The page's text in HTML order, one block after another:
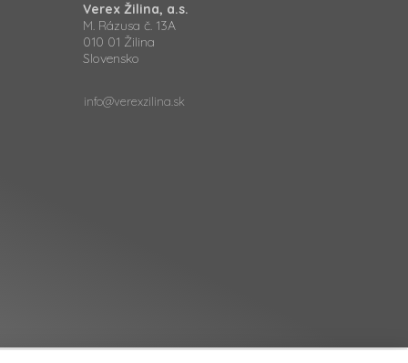
Verex Žilina, a.s.
M. Rázusa č. 13A
010 01 Žilina
Slovensko
info@verexzilina.sk